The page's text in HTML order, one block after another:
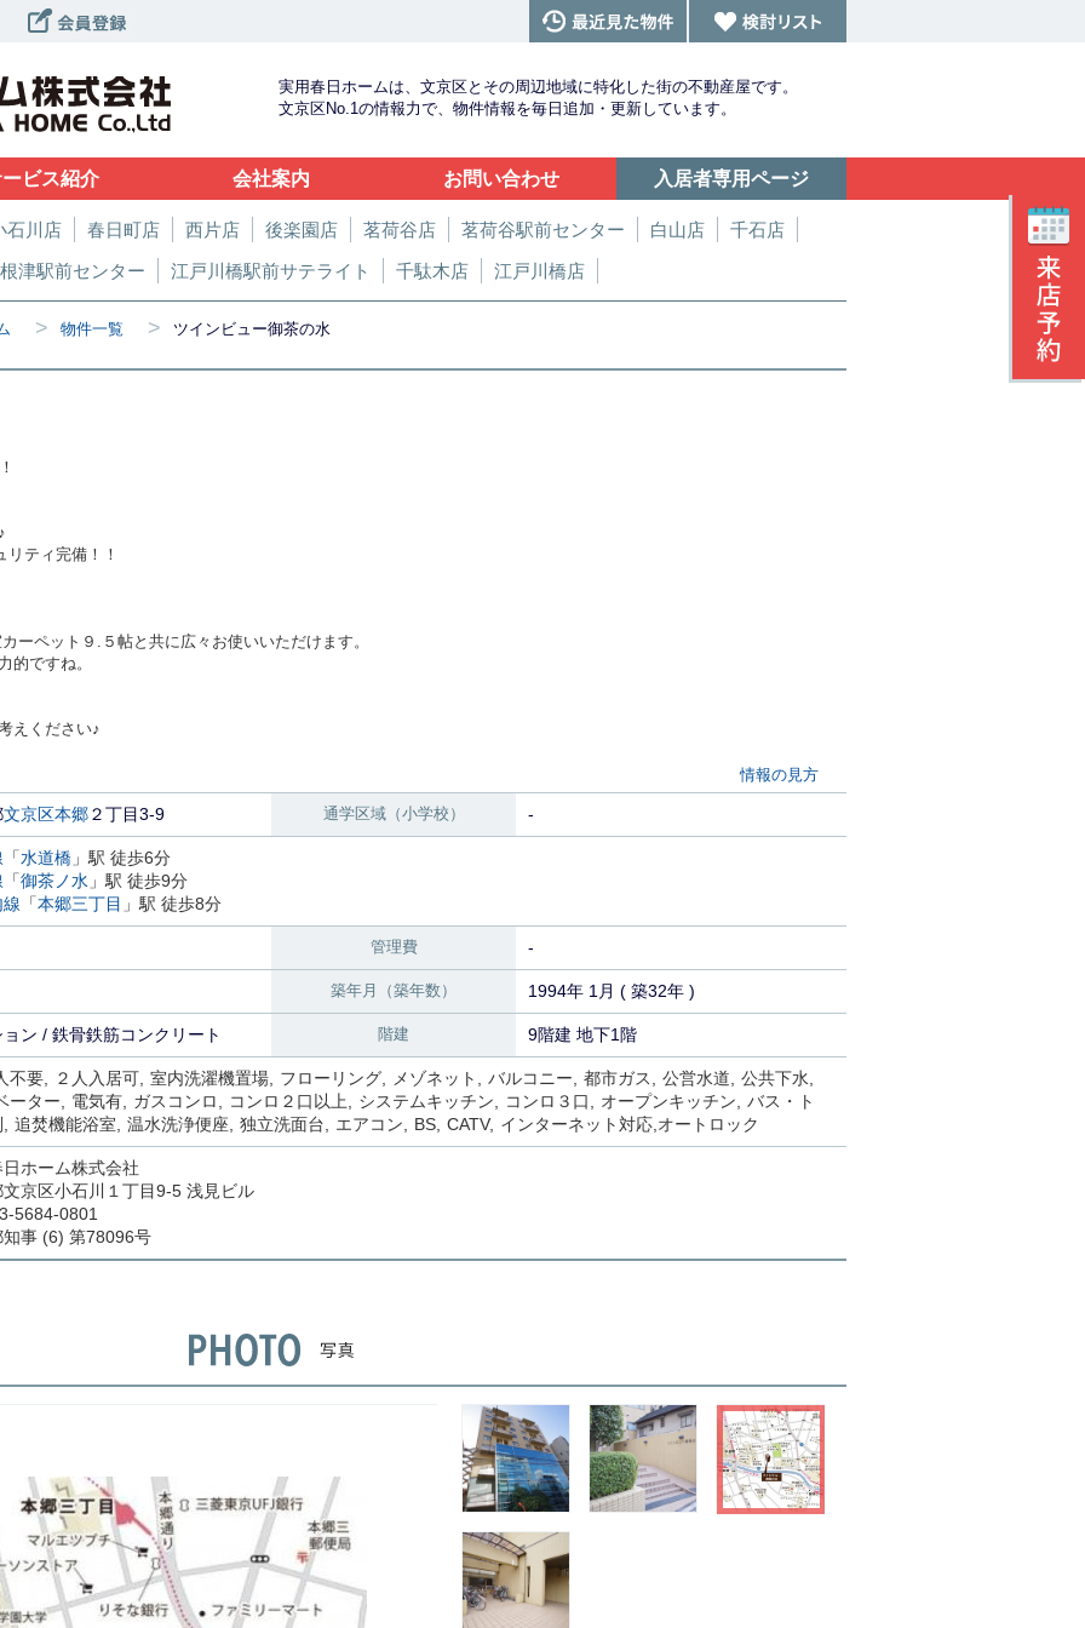
実用春日ホームは、文京区とその周辺地域に特化した街の不動産屋です。
文京区No.1の情報力で、物件情報を毎日追加・更新しています。
ビス紹介 会社案内 お問い合わせ 入居者専用ページ
石川店 春日町店 西片店 後楽園店 茗荷谷店 茗荷谷駅前センター 白山店
千石店
根津駅前センター
江戸川橋駅前サテライト 千駄木店 江戸川橋店
> 物件一覧 > ツインビュー御茶の水
ティ完備！！
ーペット９.５帖と共に広々お使いいただけます。
的ですね。
えください♪
情報の見方
文京区本郷２丁目3-9 通学区域（小学校） -
「水道橋 」駅 徒歩6分
「御茶ノ水 」駅 徒歩9分
「本郷三丁目 」駅 徒歩8分
管理費 -
築年月（築年数） 1994年 1月 ( 築32年 )
ン / 鉄骨鉄筋コンクリート 階建 9階建 地下1階
不要 ２人入居可 室内洗濯機置場 フローリング メゾネット バルコニー 都市ガス 公営水道
公共下水
ーター
電気有 ガスコンロ コンロ２口以上 システムキッチン コンロ３口 オープンキッチン
バス・ト
追焚機能浴室 温水洗浄便座 独立洗面台 エアコン BS CATV インターネット対応 オートロック
ホーム株式会社
京区小石川１丁目9-5 浅見ビル
5684-0801
知事 (6) 第78096号